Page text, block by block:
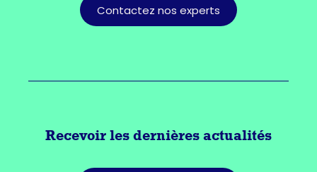
Contactez nos experts
Recevoir les dernières actualités